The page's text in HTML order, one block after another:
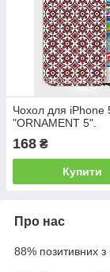
Чохол для iPhone
"ORNAMENT 5".
168 ₴
Купити
Про нас
88% позитивних з